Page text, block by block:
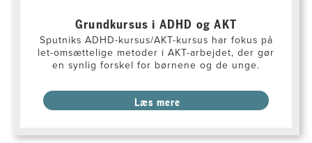
Grundkursus i ADHD og AKT
Sputniks ADHD-kursus/AKT-kursus har fokus på
let-omsættelige metoder i AKT-arbejdet, der gør
en synlig forskel for børnene og de unge.
Læs mere